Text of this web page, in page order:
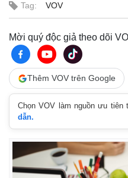
Thế giới
Quan sát
Cuộc sống đó đây
Hồ sơ
Tag: VOV
Mời quý độc giả theo dõi
Thêm VOV trên Google
Chọn VOV làm nguồn ưu tiên
dẫn.